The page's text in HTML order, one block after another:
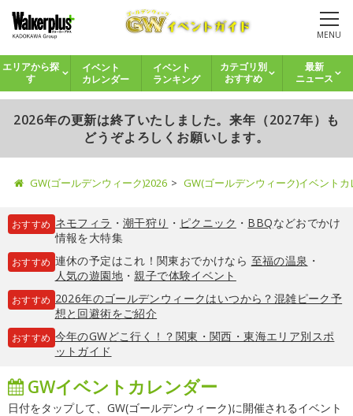
MENU
エリアから探
す
イベント
カレンダー
イベント
ランキング
カテゴリ別
おすすめ
最新
ニュース
2026年の更新は終了いたしました。来年（2027年）も
どうぞよろしくお願いします。
GW(ゴールデンウィーク)2026 GW(ゴールデンウィーク)イベント
おすすめ ネモフィラ ・ 潮干狩り ・ ピクニック ・ BBQなどおでかけ
情報を大特集
おすすめ 連休の予定はこれ！関東おでかけなら 至福の温泉 ・
人気の遊園地・親子で体験イベント
おすすめ 2026年のゴールデンウィークはいつから？混雑ピーク予
想と回避術をご紹介
おすすめ 今年のGWどこ行く！？関東・関西・東海エリア別スポ
ットガイド
GWイベントカレンダー
日付をタップして、GW(ゴールデンウィーク)に開催されるイベント